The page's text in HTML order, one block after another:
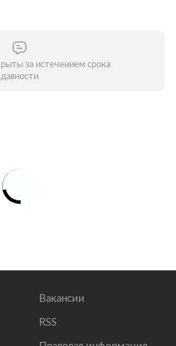
за истечением срока
давности
Вакансии
RSS